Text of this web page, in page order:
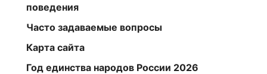
поведения
Часто задаваемые вопросы
Карта сайта
Год единства народов России 2026